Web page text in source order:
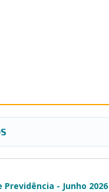
Previdência - Junho 2026